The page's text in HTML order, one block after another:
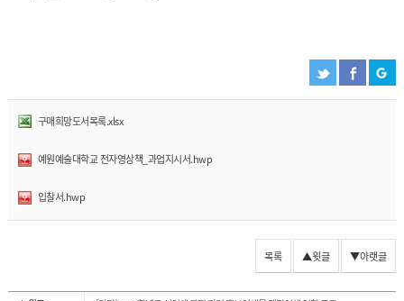
구매희망도서목록.xlsx
예원예술대학교 전자영상책_과업지시서.hwp
입찰서.hwp
목록 ▲윗글 ▼아랫글